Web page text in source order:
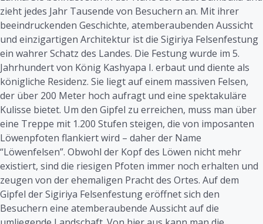
zieht jedes Jahr Tausende von Besuchern an. Mit ihrer
beeindruckenden Geschichte, atemberaubenden Aussicht
und einzigartigen Architektur ist die Sigiriya Felsenfestung
ein wahrer Schatz des Landes. Die Festung wurde im 5.
Jahrhundert von König Kashyapa I. erbaut und diente als
königliche Residenz. Sie liegt auf einem massiven Felsen,
der über 200 Meter hoch aufragt und eine spektakuläre
Kulisse bietet. Um den Gipfel zu erreichen, muss man über
eine Treppe mit 1.200 Stufen steigen, die von imposanten
Löwenpfoten flankiert wird – daher der Name
“Löwenfelsen”. Obwohl der Kopf des Löwen nicht mehr
existiert, sind die riesigen Pfoten immer noch erhalten und
zeugen von der ehemaligen Pracht des Ortes. Auf dem
Gipfel der Sigiriya Felsenfestung eröffnet sich den
Besuchern eine atemberaubende Aussicht auf die